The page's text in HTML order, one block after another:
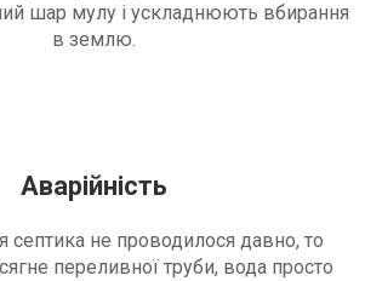
шар мулу і ускладнюють вбирання
в землю.
Аварійність
не проводилося давно, то
переливної труби, вода просто